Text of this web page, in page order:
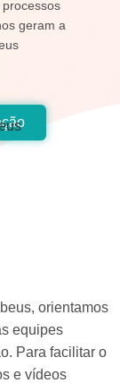
geram a
orientamos
equipes
Para facilitar o
e vídeos